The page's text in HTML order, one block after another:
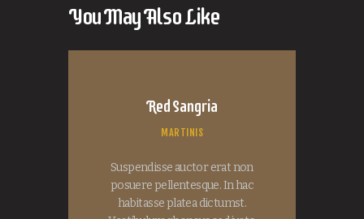
You May Also Like
Red Sangria
MARTINIS
Suspendisse auctor erat non
posuere pellentesque. In hac
habitasse platea dictumst.